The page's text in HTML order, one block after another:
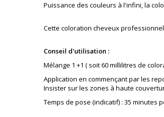
Puissance des couleurs à l'infini, la
Cette coloration cheveux
Conseil d'utilisation :
Mélange 1 +1 ( soit 60 millilitres de
Application en commençant par les
Insister sur les zones à haute
Temps de pose (indicatif) : 35 minutes